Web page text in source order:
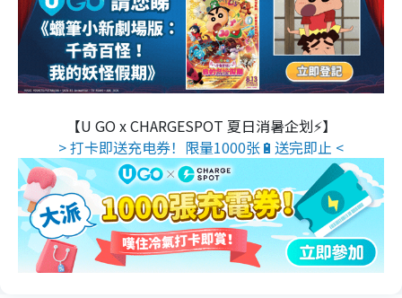
【U GO x CHARGESPOT 夏日消暑企划⚡】
> 打卡即送充电券！限量1000张🔋送完即止 <